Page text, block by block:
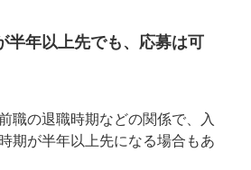
半年以上先でも、応募は可
職の退職時期などの関係で、入
期が半年以上先になる場合もあ